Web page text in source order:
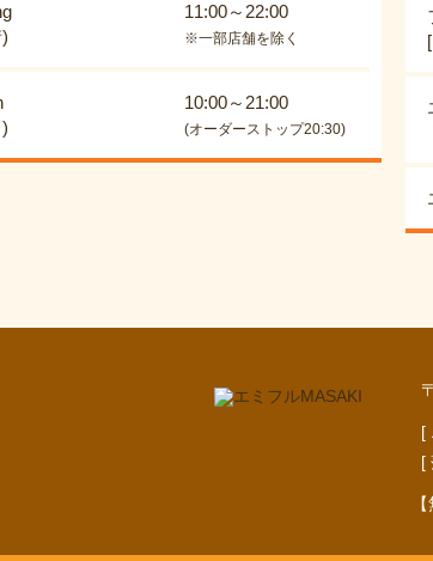
11:00～22:00
※一部店舗を除く
10:00～21:00
(オーダーストップ20:30)
[
[